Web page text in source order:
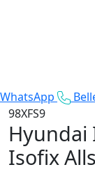
WhatsApp
98XFS9
Hyundai
Isofix